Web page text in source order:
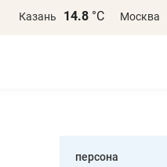
Казань 14.8 °С Москва
персона